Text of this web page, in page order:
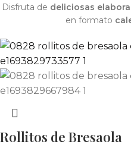
Disfruta de deliciosas
en formato
Rollitos de Bresaola